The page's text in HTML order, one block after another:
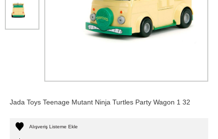
Jada Toys Teenage Mutant Ninja Turtles Party Wagon 1 32
Alışveriş Listeme Ekle